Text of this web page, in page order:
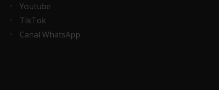
Youtube
TikTok
Canal WhatsApp